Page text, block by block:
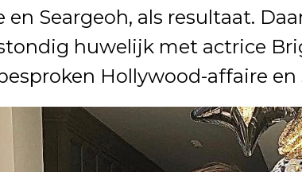
en Seargeoh, als resultaat.
huwelijk met actrice
Hollywood-affaire